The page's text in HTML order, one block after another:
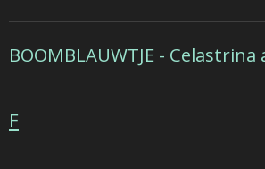
BOOMBLAUWTJE -
F